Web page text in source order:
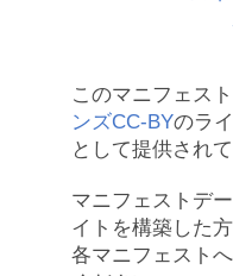
このマニフェスト
ンズCC-BYのラ
として提供されて
マニフェストデ
イトを構築した方
各マニフェスト